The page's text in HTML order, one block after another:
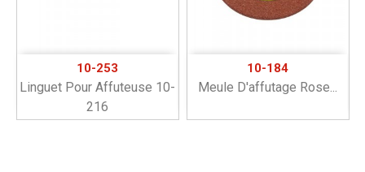
10-253
Linguet Pour Affuteuse 10-
216
10-184
Meule D'affutage Rose...